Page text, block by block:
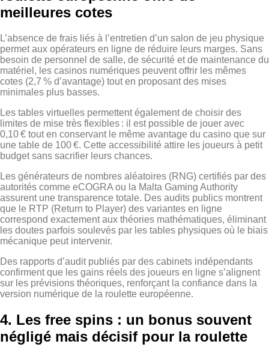
meilleures cotes
L’absence de frais liés à l’entretien d’un salon de jeu physique
permet aux opérateurs en ligne de réduire leurs marges. Sans
besoin de personnel de salle, de sécurité et de maintenance du
matériel, les casinos numériques peuvent offrir les mêmes
cotes (2,7 % d’avantage) tout en proposant des mises
minimales plus basses.
Les tables virtuelles permettent également de choisir des
limites de mise très flexibles : il est possible de jouer avec
0,10 € tout en conservant le même avantage du casino que sur
une table de 100 €. Cette accessibilité attire les joueurs à petit
budget sans sacrifier leurs chances.
Les générateurs de nombres aléatoires (RNG) certifiés par des
autorités comme eCOGRA ou la Malta Gaming Authority
assurent une transparence totale. Des audits publics montrent
que le RTP (Return to Player) des variantes en ligne
correspond exactement aux théories mathématiques, éliminant
les doutes parfois soulevés par les tables physiques où le biais
mécanique peut intervenir.
Des rapports d’audit publiés par des cabinets indépendants
confirment que les gains réels des joueurs en ligne s’alignent
sur les prévisions théoriques, renforçant la confiance dans la
version numérique de la roulette européenne.
4. Les free spins : un bonus souvent
négligé mais décisif pour la roulette